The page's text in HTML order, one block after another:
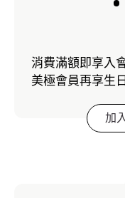
消費滿額即享入
美極會員再享生
加